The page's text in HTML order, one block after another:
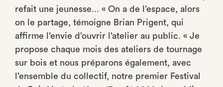
refait une jeunesse... « On a de l’espace, alors
on le partage, témoigne Brian Prigent, qui
affirme l’envie d’ouvrir l’atelier au public. « Je
propose chaque mois des ateliers de tournage
sur bois et nous préparons également, avec
l’ensemble du collectif, notre premier Festival